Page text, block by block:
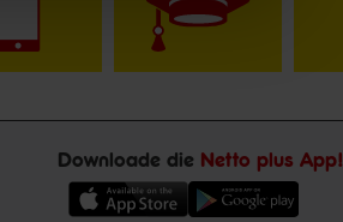
Downloade die Netto plus App!